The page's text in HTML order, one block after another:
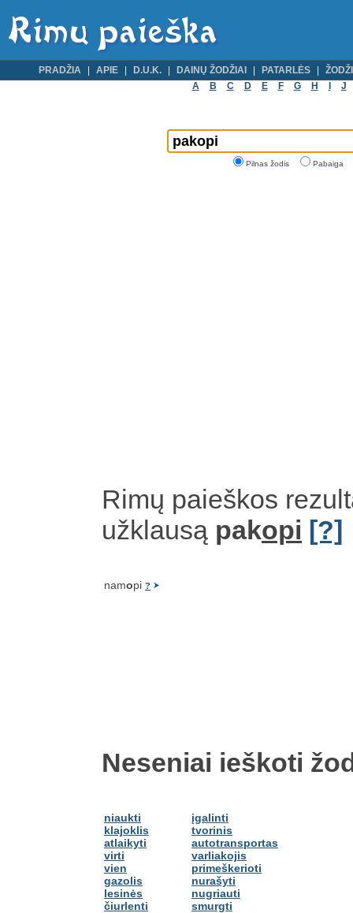
PRADŽIA APIE D.U.K. DAINŲ ŽODŽIAI PATARLĖS
A
B C D E F G H J
Pilnas žodis Pabaiga
Rimų paieškos
užklausą pakopi [?]
namopi ?
Neseniai ieškoti
niaukti
klajoklis
atlaikyti
virti
vien
gazolis
lesinės
čiurlenti
įgalinti
tvorinis
autotransportas
varliakojis
primeškerioti
nurašyti
nugriauti
smurgti